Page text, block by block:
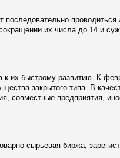
проводиться
их числа до 14 и
к их быстрому развитию. К
закрытого типа. В
совместные предприятия,
сырьевая биржа,